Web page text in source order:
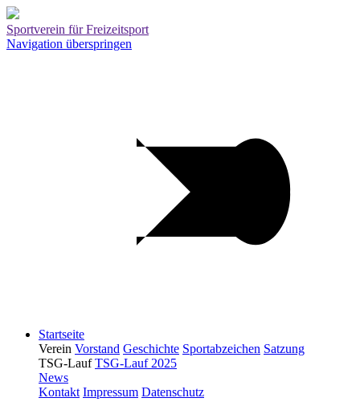
Sportverein für Freizeitsport
Navigation überspringen
Startseite
Verein Vorstand Geschichte Sportabzeichen Satzung
TSG-Lauf TSG-Lauf 2025
News
Kontakt Impressum Datenschutz